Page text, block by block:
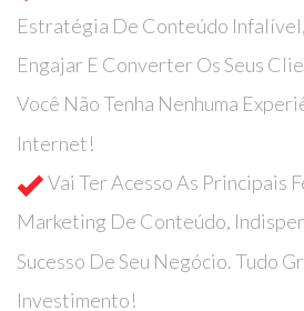
Estratégia De Conteúdo
Engajar E Converter Os Seus
Você Não Tenha Nenhuma
Internet!
Vai Ter Acesso As Principais
Marketing De Conteúdo,
Sucesso De Seu Negócio. Tudo
Investimento!